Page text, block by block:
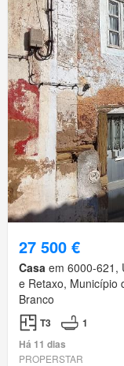
27 500 €
Casa em 6000-621,
e Retaxo, Município
Branco
T3
1
Há 11 dias
PROPERSTAR